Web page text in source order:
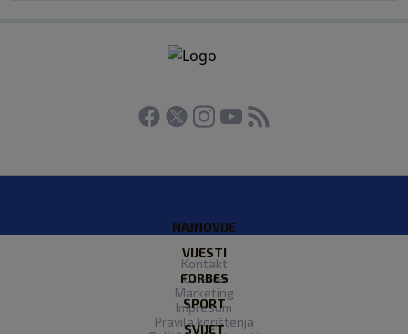
NAJNOVIJE
VIJESTI
FORBES
SPORT
SVIJET
Kontakt
O nama
Marketing
Impresum
Pravila korištenja